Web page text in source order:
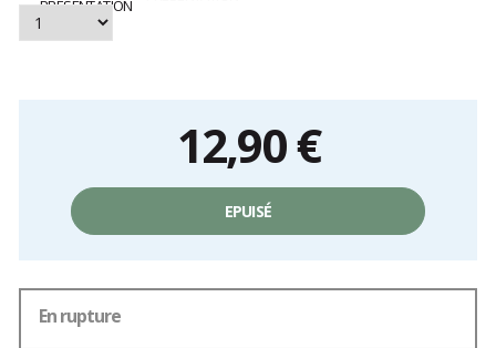
12,90 €
unitaire,
EPUISÉ
En rupture